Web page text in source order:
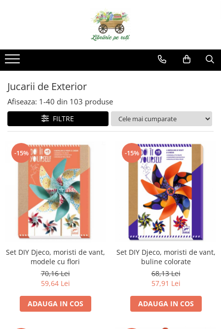
Jucarii de Exterior
Afiseaza: 1-40 din 103 produse
FILTRE
-15%
Set DIY Djeco, moristi de vant,
modele cu flori
70,16 Lei
59,64 Lei
ADAUGA IN COS
-15%
Set DIY Djeco, moristi de vant,
buline colorate
68,13 Lei
57,91 Lei
ADAUGA IN COS